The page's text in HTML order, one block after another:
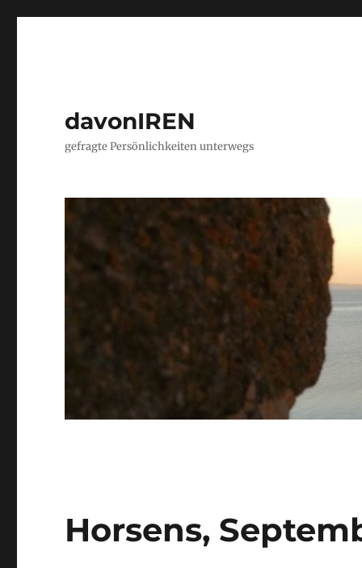
davonIREN
gefragte Persönlichkeiten unterwegs
Horsens,